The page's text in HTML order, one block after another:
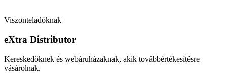
Viszonteladóknak
eXtra Distributor
Kereskedőknek és webáruházaknak, akik továbbértékesítésre
vásárolnak.